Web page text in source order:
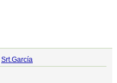
Srt.García